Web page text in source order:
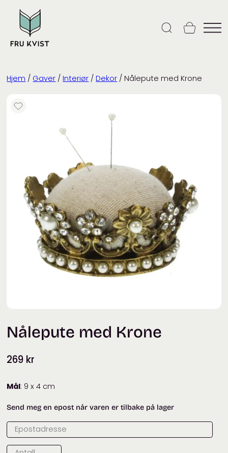
content
Hjem / Gaver / Interiør / Dekor / Nålepute med Krone
Nålepute med Krone
269 kr
Mål: 9 x 4 cm
Send meg en epost når varen er tilbake på lager